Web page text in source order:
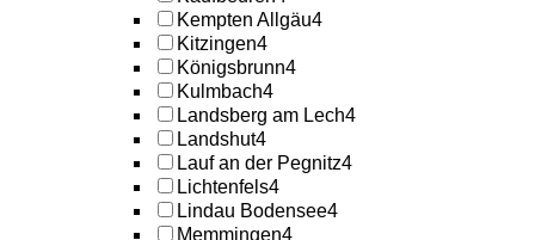
Kempten Allgäu4
Kitzingen4
Königsbrunn4
Kulmbach4
Landsberg am Lech4
Landshut4
Lauf an der Pegnitz4
Lichtenfels4
Lindau Bodensee4
Memmingen4